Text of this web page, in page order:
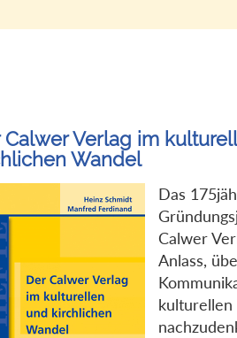
Calwer Verlag im
Wandel
Das
Calwer
Anlass,
kulturellen